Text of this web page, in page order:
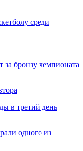
среди
бронзу чемпионата
в третий день
одного из